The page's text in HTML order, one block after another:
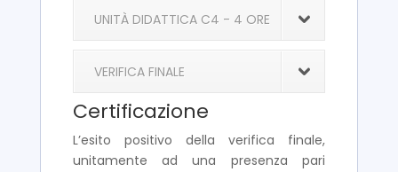
UNITÀ DIDATTICA C4 - 4 ORE
VERIFICA FINALE
Certificazione
L’esito positivo della verifica finale,
unitamente ad una presenza pari